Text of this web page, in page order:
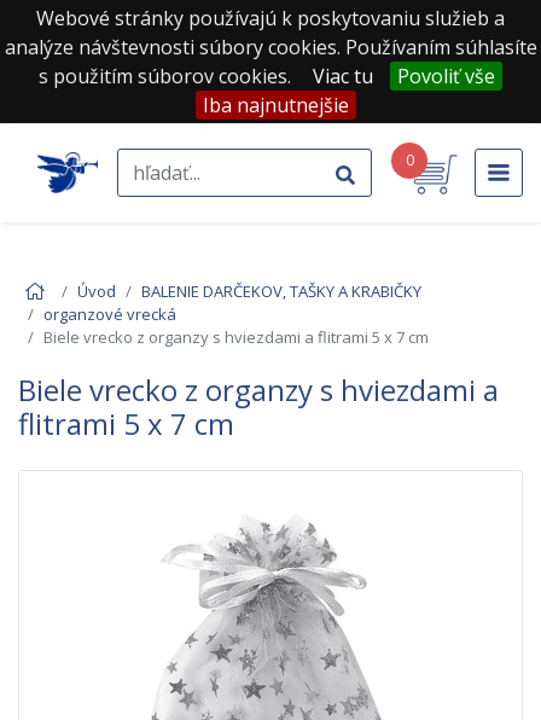
Webové stránky používajú k poskytovaniu služieb a
analýze návštevnosti súbory cookies. Používaním súhlasíte
s použitím súborov cookies.
Viac tu
Povoliť vše
Iba najnutnejšie
0
Úvod
BALENIE DARČEKOV, TAŠKY A KRABIČKY
organzové vrecká
Biele vrecko z organzy s hviezdami a flitrami 5 x 7 cm
Biele vrecko z organzy s hviezdami a
flitrami 5 x 7 cm